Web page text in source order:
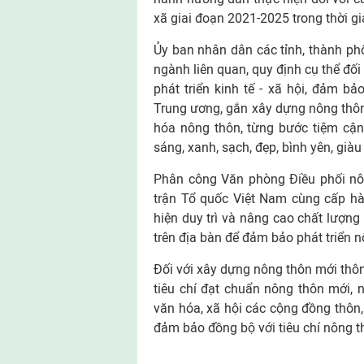
xã giai đoạn 2021-2025 trong thời
Ủy ban nhân dân các tỉnh, thành
ngành liên quan, quy định cụ thể
phát triển kinh tế - xã hội, đảm
Trung ương, gắn xây dựng nông
hóa nông thôn, từng bước tiệm
sáng, xanh, sạch, đẹp, bình yên,
Phân công Văn phòng Điều phối
trận Tổ quốc Việt Nam cùng cấp
hiện duy trì và nâng cao chất
trên địa bàn để đảm bảo phát triển
Đối với xây dựng nông thôn mới
tiêu chí đạt chuẩn nông thôn mới,
văn hóa, xã hội các cộng đồng
đảm bảo đồng bộ với tiêu chí nông